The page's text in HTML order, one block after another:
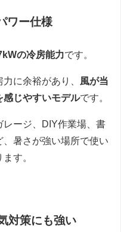
ワー仕様
の冷房能力です。
に余裕があり、
風が当
感じやすいモデルです。
レージ、DIY作業場、書
暑さが強い場所で使い
す。
対策にも強い